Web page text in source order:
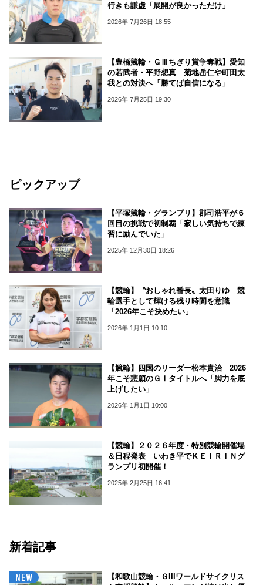
行きも謙虚「展開が良かっただけ」
2026年 7月26日 18:55
【豊橋競輪・ＧⅢちぎり賞争奪戦】愛知
の若武者・平野想真 菊地岳仁や町田太
我との対決へ「勝てば自信になる」
2026年 7月25日 19:30
ピックアップ
【平塚競輪・グランプリ】郡司浩平が６
回目の挑戦で初制覇「寂しい気持ちで練
習に励んでいた」
2025年 12月30日 18:26
【競輪】〝おしゃれ番長〟太田りゆ 競
輪選手として輝ける残り時間を意識
「2026年こそ決めたい」
2026年 1月1日 10:10
【競輪】四国のリーダー松本貴治 2026
年こそ悲願のＧⅠタイトルへ「脚力を底
上げしたい」
2026年 1月1日 10:00
【競輪】２０２６年度・特別競輪開催場
＆日程発表 いわき平でＫＥＩＲＩＮグ
ランプリ初開催！
2025年 2月25日 16:41
新着記事
【和歌山競輪・ＧIIIワールドサイクリス